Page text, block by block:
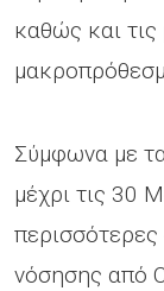
καθώς και
Σύμφωνα με
μέχρι τις 30
νόσησης από